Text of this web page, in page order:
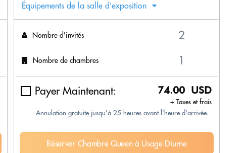
Équipements de la salle d'exposition
Nombre d'invités
Nombre de chambres
Payer Maintenant: 74.00 USD
+ Taxes et frais
Annulation gratuite jusqu'à 25 heures avant l'heure d'arrivée.
Réserver Chambre Queen à Usage Diurne